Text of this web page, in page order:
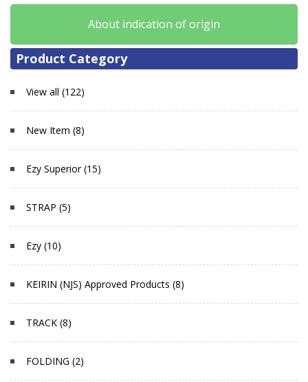
About indication of origin
Product Category
View all (122)
New Item (8)
Ezy Superior (15)
STRAP (5)
Ezy (10)
KEIRIN (NJS) Approved Products (8)
TRACK (8)
FOLDING (2)